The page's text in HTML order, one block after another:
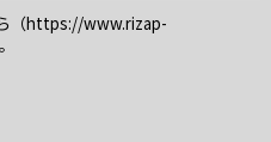
（https://www.rizap-